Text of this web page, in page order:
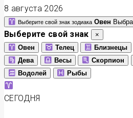
8 августа 2026
Выберите свой знак зодиака Овен
Выберите свой знак
×
Овен
Телец Близнецы
Дева
Весы Скорпион
Водолей
Рыбы
СЕГОДНЯ